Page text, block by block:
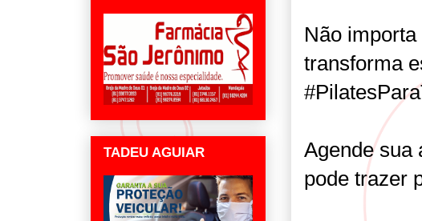
Não
transforma
Agende sua
pode trazer
TADEU AGUIAR